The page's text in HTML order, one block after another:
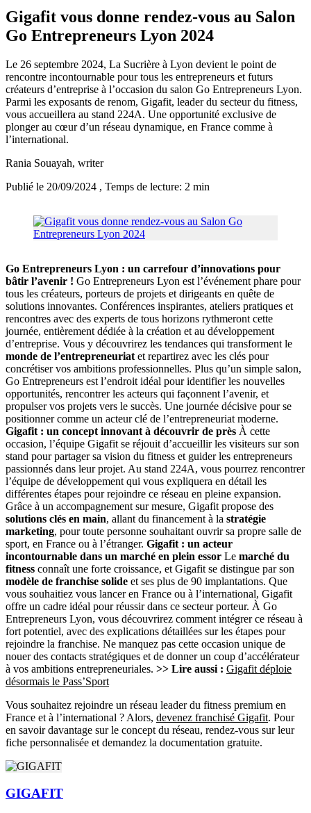
Gigafit vous donne rendez-vous au Salon
Go Entrepreneurs Lyon 2024
Le 26 septembre 2024, La Sucrière à Lyon devient le point de
rencontre incontournable pour tous les entrepreneurs et futurs
créateurs d’entreprise à l’occasion du salon Go Entrepreneurs Lyon.
Parmi les exposants de renom, Gigafit, leader du secteur du fitness,
vous accueillera au stand 224A. Une opportunité exclusive de
plonger au cœur d’un réseau dynamique, en France comme à
l’international.
Rania Souayah, writer
Publié le 20/09/2024 , Temps de lecture: 2 min
Go Entrepreneurs Lyon : un carrefour d’innovations pour
bâtir l’avenir ! Go Entrepreneurs Lyon est l’événement phare pour
tous les créateurs, porteurs de projets et dirigeants en quête de
solutions innovantes. Conférences inspirantes, ateliers pratiques et
rencontres avec des experts de tous horizons rythmeront cette
journée, entièrement dédiée à la création et au développement
d’entreprise. Vous y découvrirez les tendances qui transforment le
monde de l’entrepreneuriatet repartirez avec les clés pour
concrétiser vos ambitions professionnelles. Plus qu’un simple salon,
Go Entrepreneurs est l’endroit idéal pour identifier les nouvelles
opportunités, rencontrer les acteurs qui façonnent l’avenir, et
propulser vos projets vers le succès. Une journée décisive pour se
positionner comme un acteur clé de l’entrepreneuriat moderne.
Gigafit : un concept innovant à découvrir de près À cette
occasion, l’équipe Gigafit se réjouit d’accueillir les visiteurs sur son
stand pour partager sa vision du fitness et guider les entrepreneurs
passionnés dans leur projet. Au stand 224A, vous pourrez rencontrer
l’équipe de développement qui vous expliquera en détail les
différentes étapes pour rejoindre ce réseau en pleine expansion.
Grâce à un accompagnement sur mesure, Gigafit propose des
solutions clés en main, allant du financement à la stratégie
marketing, pour toute personne souhaitant ouvrir sa propre salle de
sport, en France ou à l’étranger. Gigafit : un acteur
incontournable dans un marché en plein essor Le marché du
fitness connaît une forte croissance, et Gigafit se distingue par son
modèle de franchise solide et ses plus de 90 implantations. Que
vous souhaitiez vous lancer en France ou à l’international, Gigafit
offre un cadre idéal pour réussir dans ce secteur porteur. À Go
Entrepreneurs Lyon, vous découvrirez comment intégrer ce réseau à
fort potentiel, avec des explications détaillées sur les étapes pour
rejoindre la franchise. Ne manquez pas cette occasion unique de
nouer des contacts stratégiques et de donner un coup d’accélérateur
à vos ambitions entrepreneuriales. >> Lire aussi : Gigafit déploie
désormais le Pass’Sport
Vous souhaitez rejoindre un réseau leader du fitness premium en
France et à l’international ? Alors, devenez franchisé Gigafit. Pour
en savoir davantage sur le concept du réseau, rendez-vous sur leur
fiche personnalisée et demandez la documentation gratuite.
GIGAFIT